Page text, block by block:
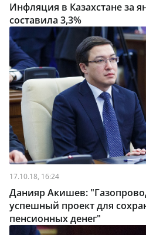
Инфляция в Казахстане за
составила 3,3%
17.10.18, 16:24
Данияр Акишев:
успешный проект для
пенсионных денег"